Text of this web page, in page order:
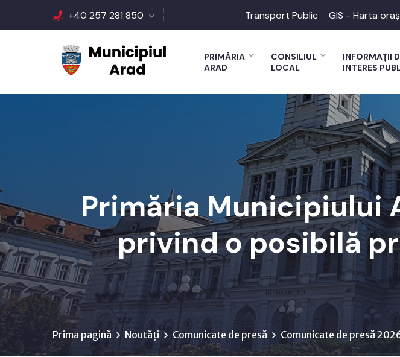
+40 257 281 850 Transport Public GIS - Harta
PRIMĂRIA
ARAD
CONSILIUL
LOCAL
INFORMAȚII
INTERES
Primăria Municipiului
privind o posibilă
Prima pagină Noutăți Comunicate de presă Comunicate de presă